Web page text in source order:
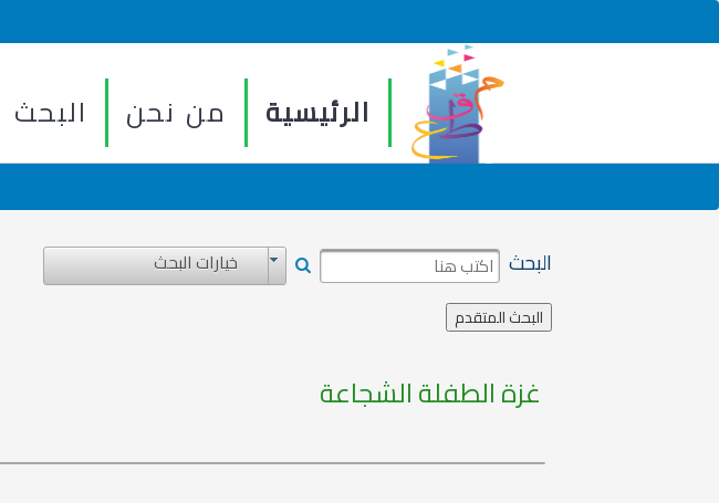
الرئيسية من نحن البحث
البحث خيارات البحث
غزة الطفلة الشجاعة